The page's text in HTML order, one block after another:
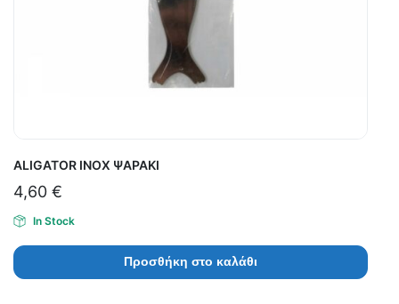
ALIGATOR INOX ΨΑΡΑΚΙ
4,60 €
In Stock
Προσθήκη στο καλάθι